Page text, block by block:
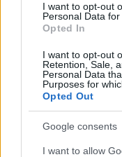
I want to opt-out
Personal Data for
Opted In
I want to opt-out
Retention, Sale,
Personal Data
Purposes for
Opted Out
Google consents
I want to allow